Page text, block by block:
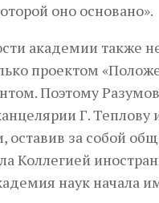
оно основано».
академии также
проектом
Поэтому
Г. Теплову
оставив за собой
Коллегией
наук начала